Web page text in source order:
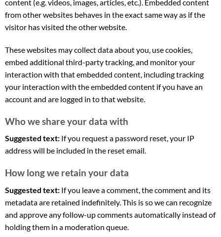
content (e.g. videos, images, articles, etc.). Embedded content
from other websites behaves in the exact same way as if the
visitor has visited the other website.
These websites may collect data about you, use cookies,
embed additional third-party tracking, and monitor your
interaction with that embedded content, including tracking
your interaction with the embedded content if you have an
account and are logged in to that website.
Who we share your data with
Suggested text: If you request a password reset, your IP
address will be included in the reset email.
How long we retain your data
Suggested text: If you leave a comment, the comment and its
metadata are retained indefinitely. This is so we can recognize
and approve any follow-up comments automatically instead of
holding them in a moderation queue.